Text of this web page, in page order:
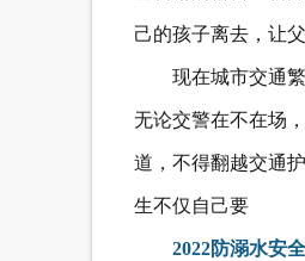
己的孩子离去，让
现在城市交通
无论交警在不在场
道，不得翻越交通
生不仅自己要
2022防溺水安